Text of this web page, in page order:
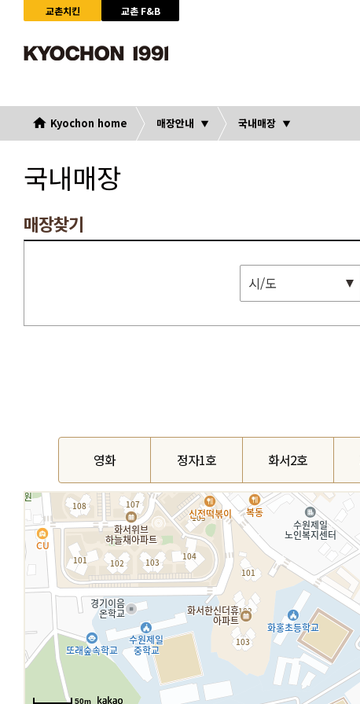
교촌치킨
교촌 F&B
Kyochon home 매장안내 국내매장
국내매장
매장찾기
시/도
영화 정자1호 화서2호
50m